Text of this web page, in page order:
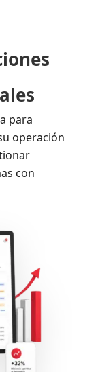
para
operación
con